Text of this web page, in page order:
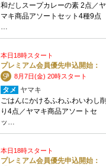
和だしスープカレーの素 2点／ヤ
マキ商品アソートセット4種9点
…
本日18時スタート
プレミアム会員優先申込開始：
8月7日(金) 20時スタート
タメ ヤマキ
ごはんにかけるふわふわいわし削
り4点／ヤマキ商品アソートセ
ッ…
本日18時スタート
プレミアム会員優先申込開始：